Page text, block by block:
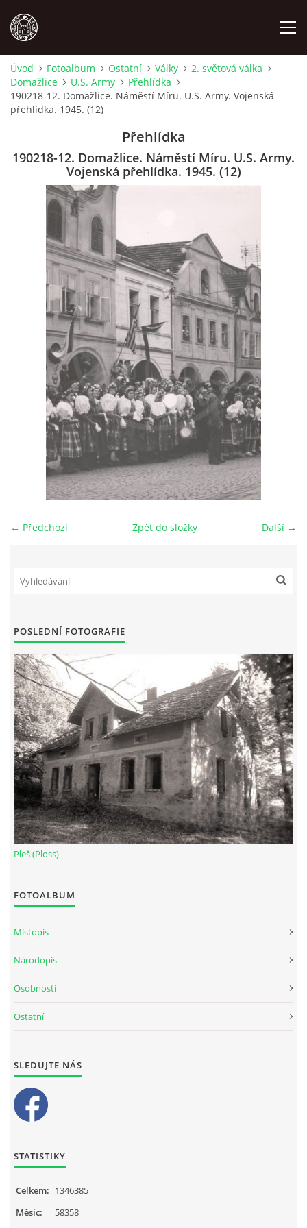
MÍSTOPIS
OSOBNOSTI
OSTATNÍ
ODKAZY
DŮL NA SLÍDU (NA KOLE)
Kontakt:
tel. 773 916 275
info@domdej.cz
--------------------------------------------------------------
Tento projekt je realizován za finanční podpory
města Domažlice.
Úvod Fotoalbum Ostatní Války
2. světová válka
Domažlice
U.S. Army
Přehlídka
190218-12. Domažlice. Náměstí Míru. U.S. Army. Vojenská
přehlídka. 1945. (12)
Přehlídka
190218-12. Domažlice. Náměstí Míru. U.S. Army.
Vojenská přehlídka. 1945. (12)
← Předchozí Další →
Zpět do složky
POSLEDNÍ FOTOGRAFIE
Pleš (Ploss)
FOTOALBUM
Místopis
Národopis
Osobnosti
Ostatní
SLEDUJTE NÁS
STATISTIKY
Celkem: 1346385
Měsíc:
58358